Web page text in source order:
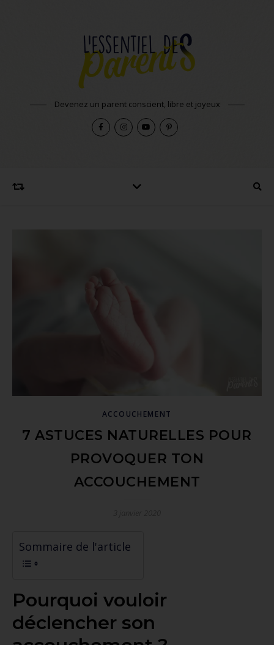
Devenez un parent conscient, libre et joyeux
ACCOUCHEMENT
7 ASTUCES NATURELLES POUR
PROVOQUER TON
ACCOUCHEMENT
Sommaire de l'article
Pourquoi vouloir
déclencher son